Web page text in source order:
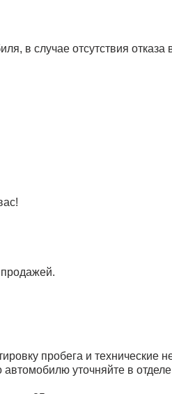
в случае отсутствия
пробега и технические
уточняйте в